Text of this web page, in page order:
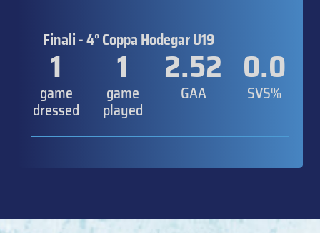
Finali - 4° Coppa Hodegar U19
1
game
dressed
1
game
played
2.52
GAA
0.0
SVS%